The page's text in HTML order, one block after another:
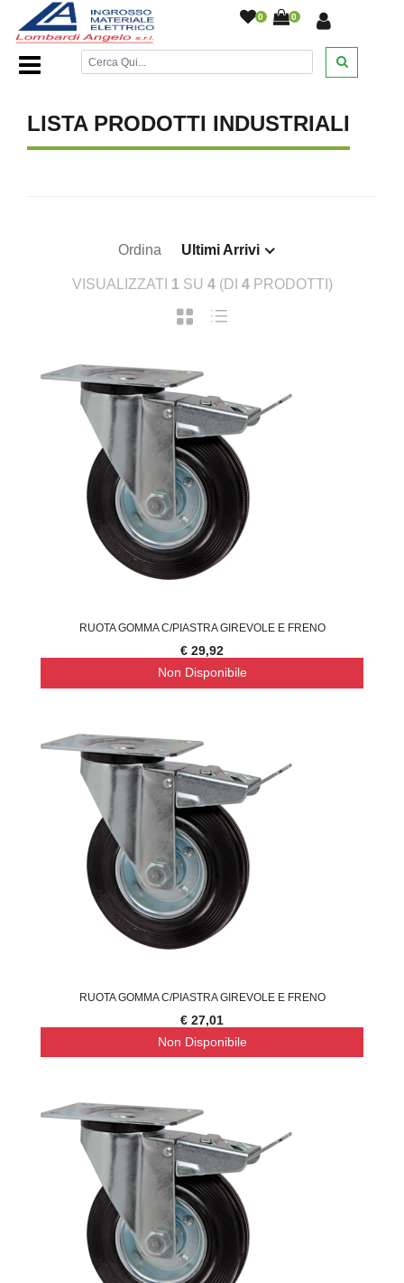
0 0
Home Page/DESANTIS////
LISTA PRODOTTI INDUSTRIALI
Ordina Ultimi Arrivi
VISUALIZZATI 1 SU 4(DI 4PRODOTTI)
RUOTA GOMMA C/PIASTRA GIREVOLE E FRENO
€ 29,92
Non Disponibile
RUOTA GOMMA C/PIASTRA GIREVOLE E FRENO
€ 27,01
Non Disponibile